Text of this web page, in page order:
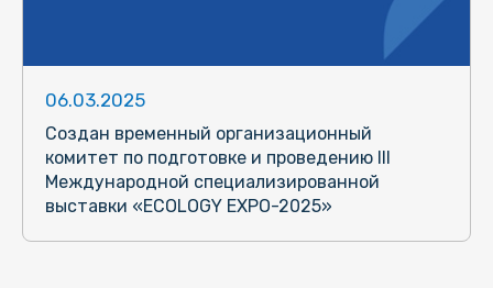
06.03.2025
Cоздан временный организационный
комитет по подготовке и проведению III
Международной специализированной
выставки «ECOLOGY EXPO-2025»